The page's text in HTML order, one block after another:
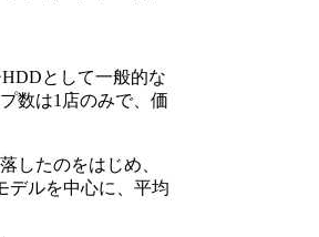
として一般的な
数は1店のみで、価
したのをはじめ、
デルを中心に、平均